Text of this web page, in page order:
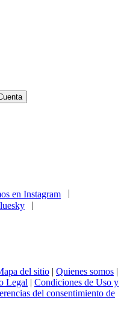
|
del sitio | Quienes somos |
Legal | Condiciones de Uso y
del consentimiento de